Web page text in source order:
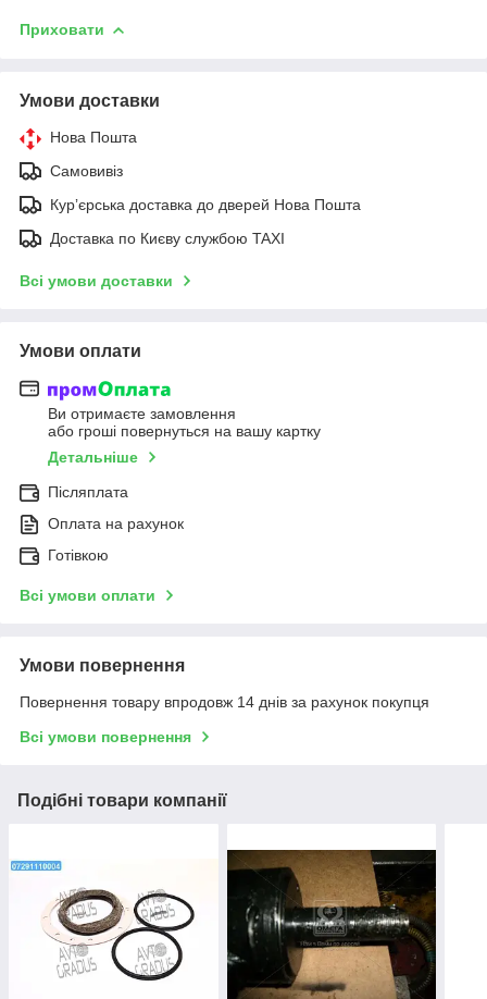
Приховати
Умови доставки
Нова Пошта
Самовивіз
Курʼєрська доставка до дверей Нова Пошта
Доставка по Києву службою TAXI
Всі умови доставки
Умови оплати
Ви отримаєте замовлення
або гроші повернуться на вашу картку
Детальніше
Післяплата
Оплата на рахунок
Готівкою
Всі умови оплати
Умови повернення
Повернення товару впродовж 14 днів за рахунок покупця
Всі умови повернення
Подібні товари компанії